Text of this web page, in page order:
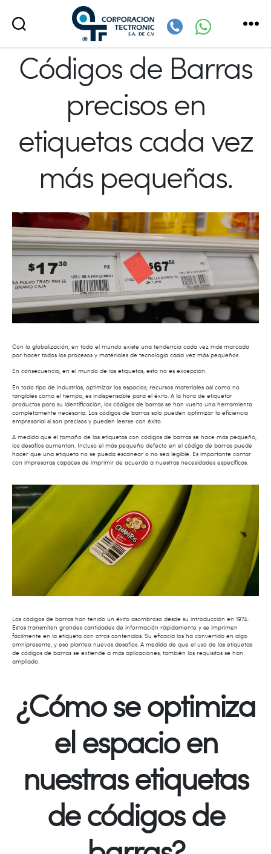
Tectronic
Códigos de Barras
precisos en
etiquetas cada vez
más pequeñas.
Con la globalización, en todo el mundo existe una tendencia cada vez más marcada
por hacer todos los procesos y materiales de tecnología cada vez más pequeños.
En consecuencia, en el mundo de las etiquetas, esto no es excepción.
En todo tipo de industrias, optimizar los espacios, recursos materiales así como no
tangibles como el tiempo, es indispensable para el éxito. A la hora de etiquetar
productos para su identificación, los códigos de barras se han vuelto una herramienta
completamente necesaria. Los códigos de barras solo pueden optimizar la eficiencia
empresarial si son precisos y pueden leerse con éxito.
A medida que el tamaño de las etiquetas con códigos de barras se hace más pequeño,
los desafíos aumentan. Incluso el más pequeño defecto en el código de barras puede
hacer que una etiqueta no se pueda escanear o no sea legible. Es importante contar
con impresoras capaces de imprimir de acuerdo a nuestras necesidades específicas.
Los códigos de barras han tenido un éxito asombroso desde su introducción en 1974.
Estos transmiten grandes cantidades de información rápidamente y se imprimen
fácilmente en la etiqueta con otros contenidos. Su eficacia los ha convertido en algo
omnipresente, y eso plantea nuevos desafíos. A medida de que el uso de las etiquetas
de códigos de barras se extiende a más aplicaciones, también los requisitos se han
ampliado.
¿Cómo se optimiza
el espacio en
nuestras etiquetas
de códigos de